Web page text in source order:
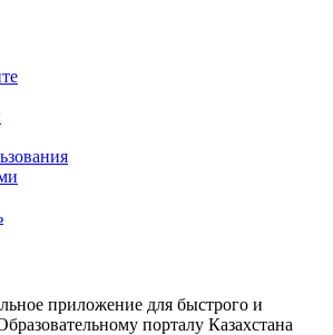
приложение для быстрого и
порталу Казахстана